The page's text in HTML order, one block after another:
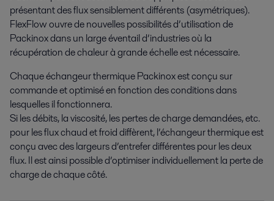
présentant des flux sensiblement différents (asymétriques).
FlexFlow ouvre de nouvelles possibilités d’utilisation de
Packinox dans un large éventail d’industries où la
récupération de chaleur à grande échelle est nécessaire.
Chaque échangeur thermique Packinox est conçu sur
commande et optimisé en fonction des conditions dans
lesquelles il fonctionnera.
Si les débits, la viscosité, les pertes de charge demandées, etc.
pour les flux chaud et froid diffèrent, l’échangeur thermique est
conçu avec des largeurs d’entrefer différentes pour les deux
flux. Il est ainsi possible d’optimiser individuellement la perte de
charge de chaque côté.